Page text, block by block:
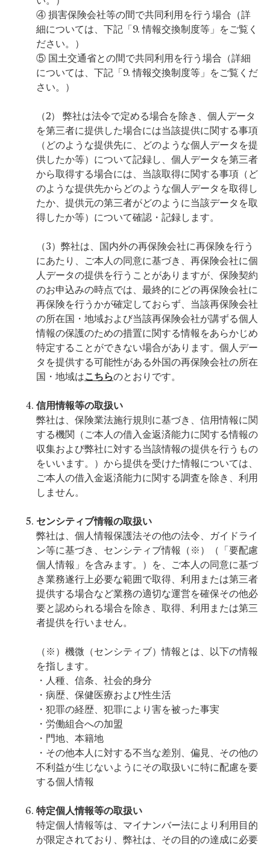
④ 損害保険会社等の間で共同利用を行う場合（詳
細については、下記「 9.情報交換制度等」をご覧く
ださい。）
⑤ 国土交通省との間で共同利用を行う場合（詳細
については、下記「 9.情報交換制度等」をご覧くだ
さい。）
（2） 弊社は法令で定める場合を除き、個人データ
を第三者に提供した場合には当該提供に関する事項
（どのような提供先に、どのような個人データを提
供したか等）について記録し、個人データを第三者
から取得する場合には、当該取得に関する事項（ど
のような提供先からどのような個人データを取得し
たか、提供元の第三者がどのように当該データを取
得したか等）について確認・記録します。
（3）弊社は、国内外の再保険会社に再保険を行う
にあたり、ご本人の同意に基づき、再保険会社に個
人データの提供を行うことがありますが、保険契約
のお申込みの時点では、最終的にどの再保険会社に
再保険を行うかが確定しておらず、当該再保険会社
の所在国・地域および当該再保険会社が講ずる個人
情報の保護のための措置に関する情報をあらかじめ
特定することができない場合があります。個人デー
タを提供する可能性がある外国の再保険会社の所在
国・地域はこちらのとおりです。
信用情報等の取扱い
弊社は、保険業法施行規則に基づき、信用情報に関
する機関（ご本人の借入金返済能力に関する情報の
収集および弊社に対する当該情報の提供を行うもの
をいいます。）から提供を受けた情報については、
ご本人の借入金返済能力に関する調査を除き、利用
しません。
センシティブ情報の取扱い
弊社は、個人情報保護法その他の法令、ガイドライ
ン等に基づき、センシティブ情報（※）（「要配慮
個人情報」を含みます。）を、ご本人の同意に基づ
き業務遂行上必要な範囲で取得、利用または第三者
提供する場合など業務の適切な運営を確保その他必
要と認められる場合を除き、取得、利用または第三
者提供を行いません。
（※）機微（センシティブ）情報とは、以下の情報
を指します。
・人種、信条、社会的身分
・病歴、保健医療および性生活
・犯罪の経歴、犯罪により害を被った事実
・労働組合への加盟
・門地、本籍地
・その他本人に対する不当な差別、偏見、その他の
不利益が生じないようにその取扱いに特に配慮を要
する個人情報
特定個人情報等の取扱い
特定個人情報等は、マイナンバー法により利用目的
が限定されており、弊社は、その目的の達成に必要